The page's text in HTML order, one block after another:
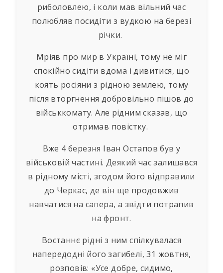
риболовлею, і коли мав вільний час
полюбляв посидіти з вудкою на березі
річки.
Мріяв про мир в Україні, тому не міг
спокійно сидіти вдома і дивитися, що
коять росіяни з рідною землею, тому
після вторгнення добровільно пішов до
військкомату. Але рідним сказав, що
отримав повістку.
Вже 4 березня Іван Остапов був у
військовій частині. Деякий час залишався
в рідному місті, згодом його відправили
до Черкас, де він ще продовжив
навчатися на сапера, а звідти потрапив
на фронт.
Востаннє рідні з ним спілкувалася
напередодні його загибелі, 31 жовтня,
розповів: «Усе добре, сидимо,